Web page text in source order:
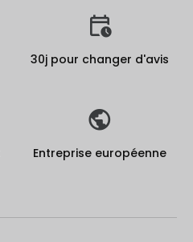
30j pour changer d'avis
Entreprise européenne